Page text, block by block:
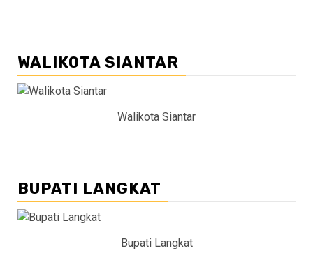
WALIKOTA SIANTAR
Walikota Siantar
BUPATI LANGKAT
Bupati Langkat